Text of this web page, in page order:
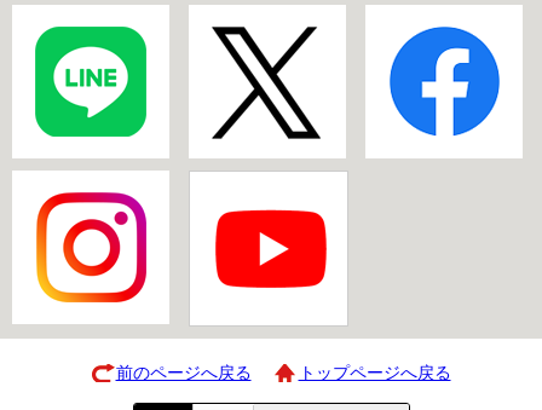
前のページへ戻る トップページへ戻る